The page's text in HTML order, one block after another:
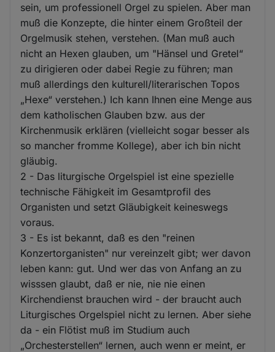
sein, um professionell Orgel zu spielen. Aber man
muß die Konzepte, die hinter einem Großteil der
Orgelmusik stehen, verstehen. (Man muß auch
nicht an Hexen glauben, um "Hänsel und Gretel“
zu dirigieren oder dabei Regie zu führen; man
muß allerdings den kulturell/literarischen Topos
„Hexe“ verstehen.) Ich kann Ihnen eine Menge aus
dem katholischen Glauben bzw. aus der
Kirchenmusik erklären (vielleicht sogar besser als
so mancher fromme Kollege), aber ich bin nicht
gläubig.
2 - Das liturgische Orgelspiel ist eine spezielle
technische Fähigkeit im Gesamtprofil des
Organisten und setzt Gläubigkeit keineswegs
voraus.
3 - Es ist bekannt, daß es den "reinen
Konzertorganisten" nur vereinzelt gibt; wer davon
leben kann: gut. Und wer das von Anfang an zu
wisssen glaubt, daß er nie, nie nie einen
Kirchendienst brauchen wird - der braucht auch
Liturgisches Orgelspiel nicht zu lernen. Aber siehe
da - ein Flötist muß im Studium auch
„Orchesterstellen“ lernen, auch wenn er meint, er